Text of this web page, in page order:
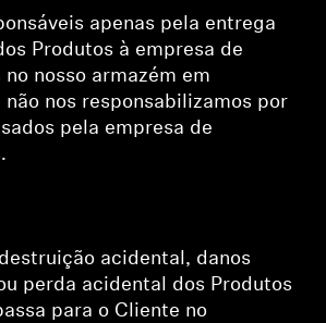
apenas pela entrega
Produtos à empresa de
nosso armazém em
não nos responsabilizamos por
pela empresa de
acidental, danos
perda acidental dos Produtos
para o Cliente no